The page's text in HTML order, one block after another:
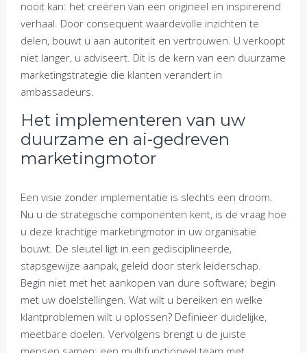
nooit kan: het creëren van een origineel en inspirerend
verhaal. Door consequent waardevolle inzichten te
delen, bouwt u aan autoriteit en vertrouwen. U verkoopt
niet langer, u adviseert. Dit is de kern van een duurzame
marketingstrategie die klanten verandert in
ambassadeurs.
Het implementeren van uw
duurzame en ai-gedreven
marketingmotor
Een visie zonder implementatie is slechts een droom.
Nu u de strategische componenten kent, is de vraag hoe
u deze krachtige marketingmotor in uw organisatie
bouwt. De sleutel ligt in een gedisciplineerde,
stapsgewijze aanpak, geleid door sterk leiderschap.
Begin niet met het aankopen van dure software; begin
met uw doelstellingen. Wat wilt u bereiken en welke
klantproblemen wilt u oplossen? Definieer duidelijke,
meetbare doelen. Vervolgens brengt u de juiste